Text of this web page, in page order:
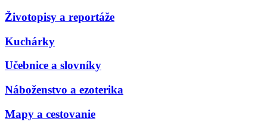
Životopisy a reportáže
Kuchárky
Učebnice a slovníky
Náboženstvo a ezoterika
Mapy a cestovanie